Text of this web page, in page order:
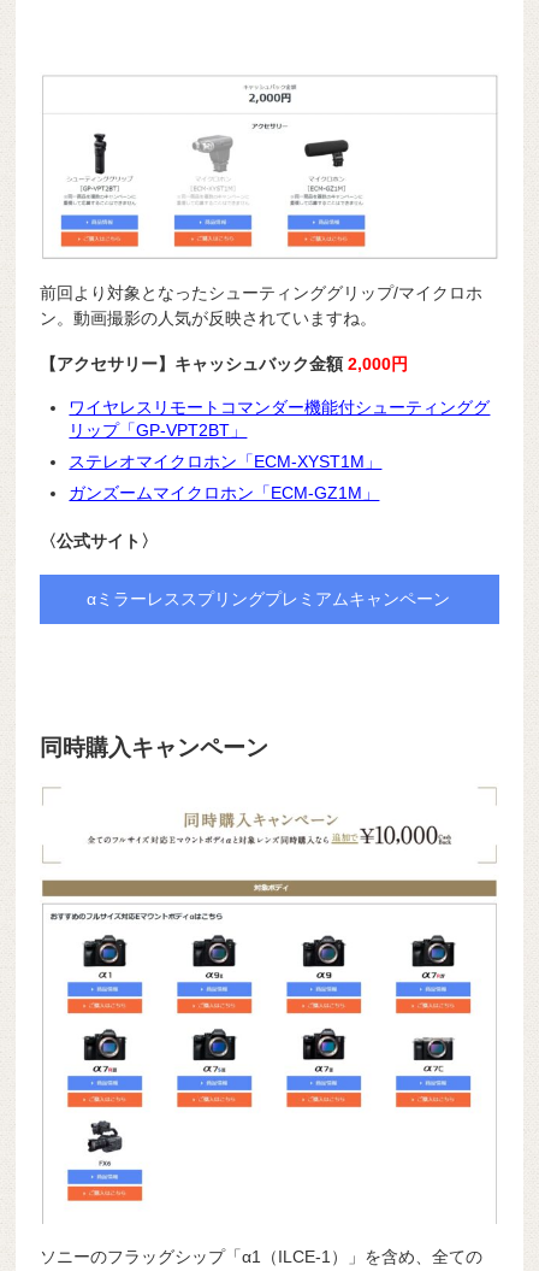
前回より対象となったシューティンググリップ/マイクロホ
ン。動画撮影の人気が反映されていますね。
【アクセサリー】キャッシュバック金額2,000円
ワイヤレスリモートコマンダー機能付シューティンググ
リップ「GP-VPT2BT」
ステレオマイクロホン「ECM-XYST1M」
ガンズームマイクロホン「ECM-GZ1M」
〈公式サイト〉
αミラーレススプリングプレミアムキャンペーン
同時購入キャンペーン
ソニーのフラッグシップ「α1（ILCE-1）」を含め、全ての